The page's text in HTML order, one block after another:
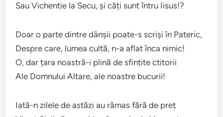
Sau Vichentie la Secu, și căți sunt întru Iisus!?
Doar o parte dintre dânșii poate-s scriși în Pateric,
Despre care, lumea cultă, n-a aflat înca nimic!
O, dar țara noastră-i plină de sfințite ctitorii
Ale Domnului Altare, ale noastre bucurii!
Iată-n zilele de astăzi au rămas fără de preț